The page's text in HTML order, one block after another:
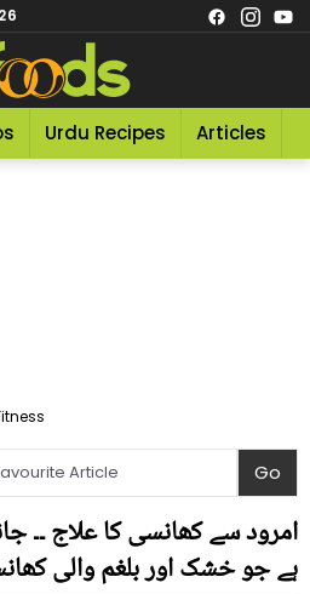
Urdu Recipes Articles
امرود سے کھانسی کا علاج ۔۔
ہے جو خشک اور بلغم والی